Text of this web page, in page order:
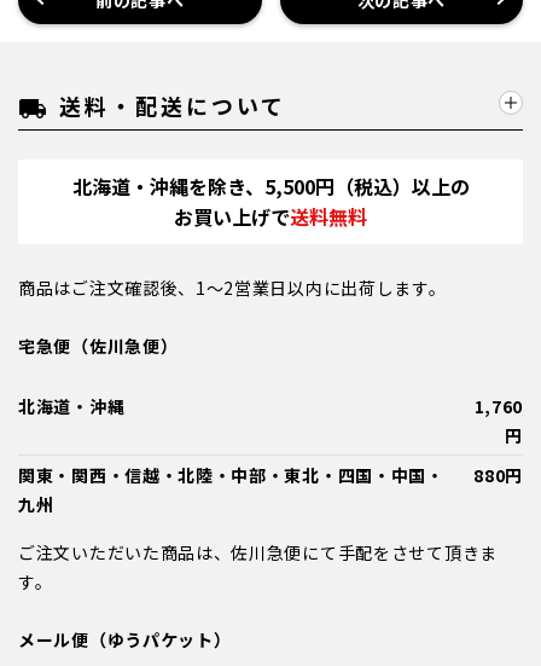
local_shipping 送料・配送について
北海道・沖縄を除き、5,500円（税込）以上の
お買い上げで送料無料
商品はご注文確認後、1～2営業日以内に出荷します。
宅急便（佐川急便）
北海道・沖縄
1,760
円
関東・関西・信越・北陸・中部・東北・四国・中国・
九州
880円
ご注文いただいた商品は、佐川急便にて手配をさせて頂きま
す。
メール便（ゆうパケット）